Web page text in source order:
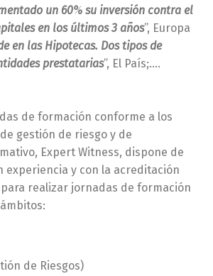
un 60% su inversión contra el
en los últimos 3 años”, Europa
en las Hipotecas. Dos tipos de
prestatarias”, El País;….
de formación conforme a los
gestión de riesgo y de
Expert Witness, dispone de
experiencia y con la acreditación
realizar jornadas de formación
de Riesgos)
Español